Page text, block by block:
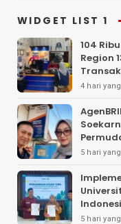
WIDGET LIST 1
104
Region
Perkuat
4 hari
5 hari
Strategi
5 hari